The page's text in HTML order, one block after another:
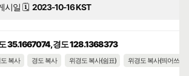
시일 🗓️ 2023-10-16 KST
35.1667074, 경도 128.1368373
복사 경도 복사 위경도 복사(쉼표) 위경도 복사(띄어쓰기)